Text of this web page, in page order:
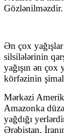
Gözlənilməzdir.
Ən çox
silsilələrinin
yağışın ən çox
körfəzinin
Mərkəzi
Amazonka
yağdığı
Ərəbistan,